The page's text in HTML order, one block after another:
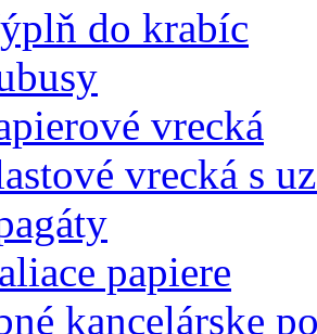
do krabíc
vrecká
vrecká s
papiere
kancelárske